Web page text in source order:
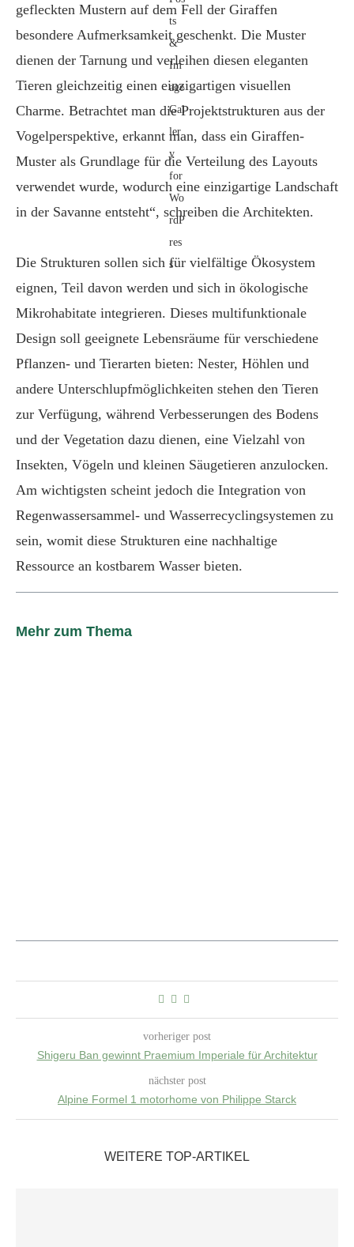
gefleckten Mustern auf dem Fell der Giraffen
besondere Aufmerksamkeit geschenkt. Die Muster
dienen der Tarnung und verleihen diesen eleganten
Tieren gleichzeitig einen einzigartigen visuellen
Charme. Betrachtet man die Projektstrukturen aus der
Vogelperspektive, erkannt man, dass ein Giraffen-
Muster als Grundlage für die Verteilung des Layouts
verwendet wurde, wodurch eine einzigartige Landschaft
in der Savanne entsteht“, schreiben die Architekten.
Die Strukturen sollen sich für vielfältige Ökosystem
eignen, Teil davon werden und sich in ökologische
Mikrohabitate integrieren. Dieses multifunktionale
Design soll geeignete Lebensräume für verschiedene
Pflanzen- und Tierarten bieten: Nester, Höhlen und
andere Unterschlupfmöglichkeiten stehen den Tieren
zur Verfügung, während Verbesserungen des Bodens
und der Vegetation dazu dienen, eine Vielzahl von
Insekten, Vögeln und kleinen Säugetieren anzulocken.
Am wichtigsten scheint jedoch die Integration von
Regenwassersammel- und Wasserrecyclingsystemen zu
sein, womit diese Strukturen eine nachhaltige
Ressource an kostbarem Wasser bieten.
Mehr zum Thema
vorheriger post
Shigeru Ban gewinnt Praemium Imperiale für Architektur
nächster post
Alpine Formel 1 motorhome von Philippe Starck
WEITERE TOP-ARTIKEL